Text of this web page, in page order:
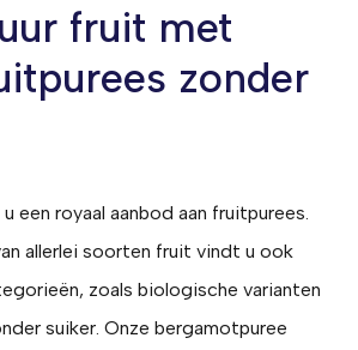
fruit met
zonder
een royaal aanbod aan fruitpurees.
allerlei soorten fruit vindt u ook
zoals biologische varianten
suiker. Onze bergamotpuree